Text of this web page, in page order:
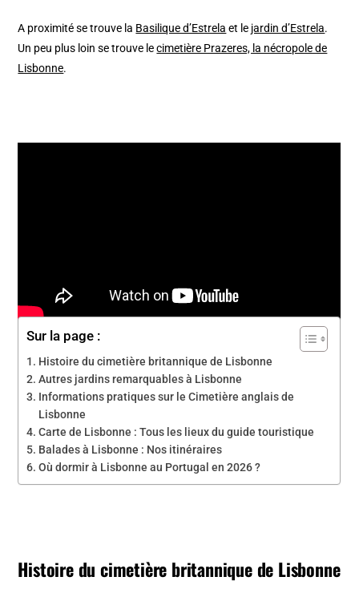
A proximité se trouve la Basilique d’Estrela et le jardin d’Estrela.
Un peu plus loin se trouve lecimetière Prazeres, la nécropole de
Lisbonne.
Sur la page :
Histoire du cimetière britannique de Lisbonne
Autres jardins remarquables à Lisbonne
Informations pratiques sur le Cimetière anglais de
Lisbonne
Carte de Lisbonne : Tous les lieux du guide touristique
Balades à Lisbonne : Nos itinéraires
Où dormir à Lisbonne au Portugal en 2026 ?
Histoire du cimetière britannique de Lisbonne